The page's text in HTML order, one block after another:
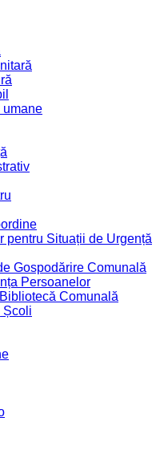
umane
pentru Situații de Urgență
Gospodărire Comunală
Persoanelor
Comunală
Școli